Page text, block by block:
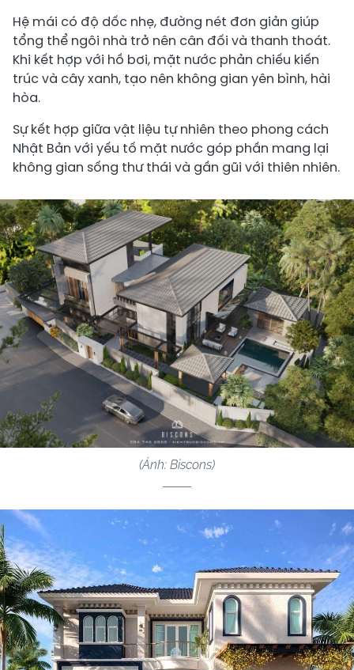
Hệ mái có độ dốc nhẹ, đường nét đơn giản giúp
tổng thể ngôi nhà trở nên cân đối và thanh thoát.
Khi kết hợp với hồ bơi, mặt nước phản chiếu kiến
trúc và cây xanh, tạo nên không gian yên bình, hài
hòa.
Sự kết hợp giữa vật liệu tự nhiên theo phong cách
Nhật Bản với yếu tố mặt nước góp phần mang lại
không gian sống thư thái và gần gũi với thiên nhiên.
(Ảnh: Biscons)